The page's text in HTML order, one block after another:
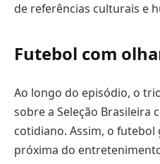
de referências culturais e
Futebol com
Ao longo do episódio, o
sobre a Seleção Brasileira
cotidiano. Assim, o
próxima do